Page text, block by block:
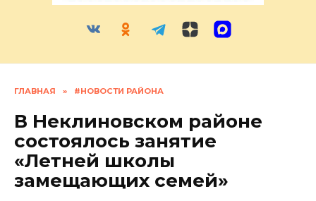
ГЛАВНАЯ » #НОВОСТИ РАЙОНА
В Неклиновском районе
состоялось занятие
«Летней школы
замещающих семей»